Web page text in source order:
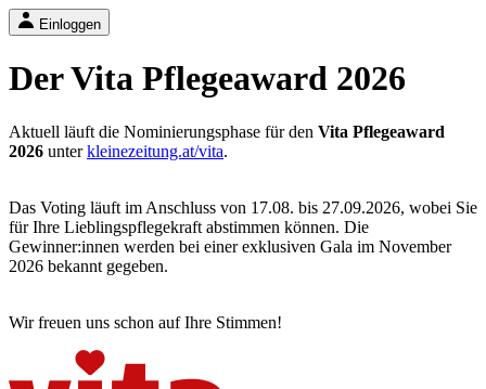
Einloggen
Der Vita Pflegeaward 2026
Aktuell läuft die Nominierungsphase für den Vita Pflegeaward
2026 unterkleinezeitung.at/vita.
Das Voting läuft im Anschluss von 17.08. bis 27.09.2026, wobei Sie
für Ihre Lieblingspflegekraft abstimmen können. Die
Gewinner:innen werden bei einer exklusiven Gala im November
2026 bekannt gegeben.
Wir freuen uns schon auf Ihre Stimmen!